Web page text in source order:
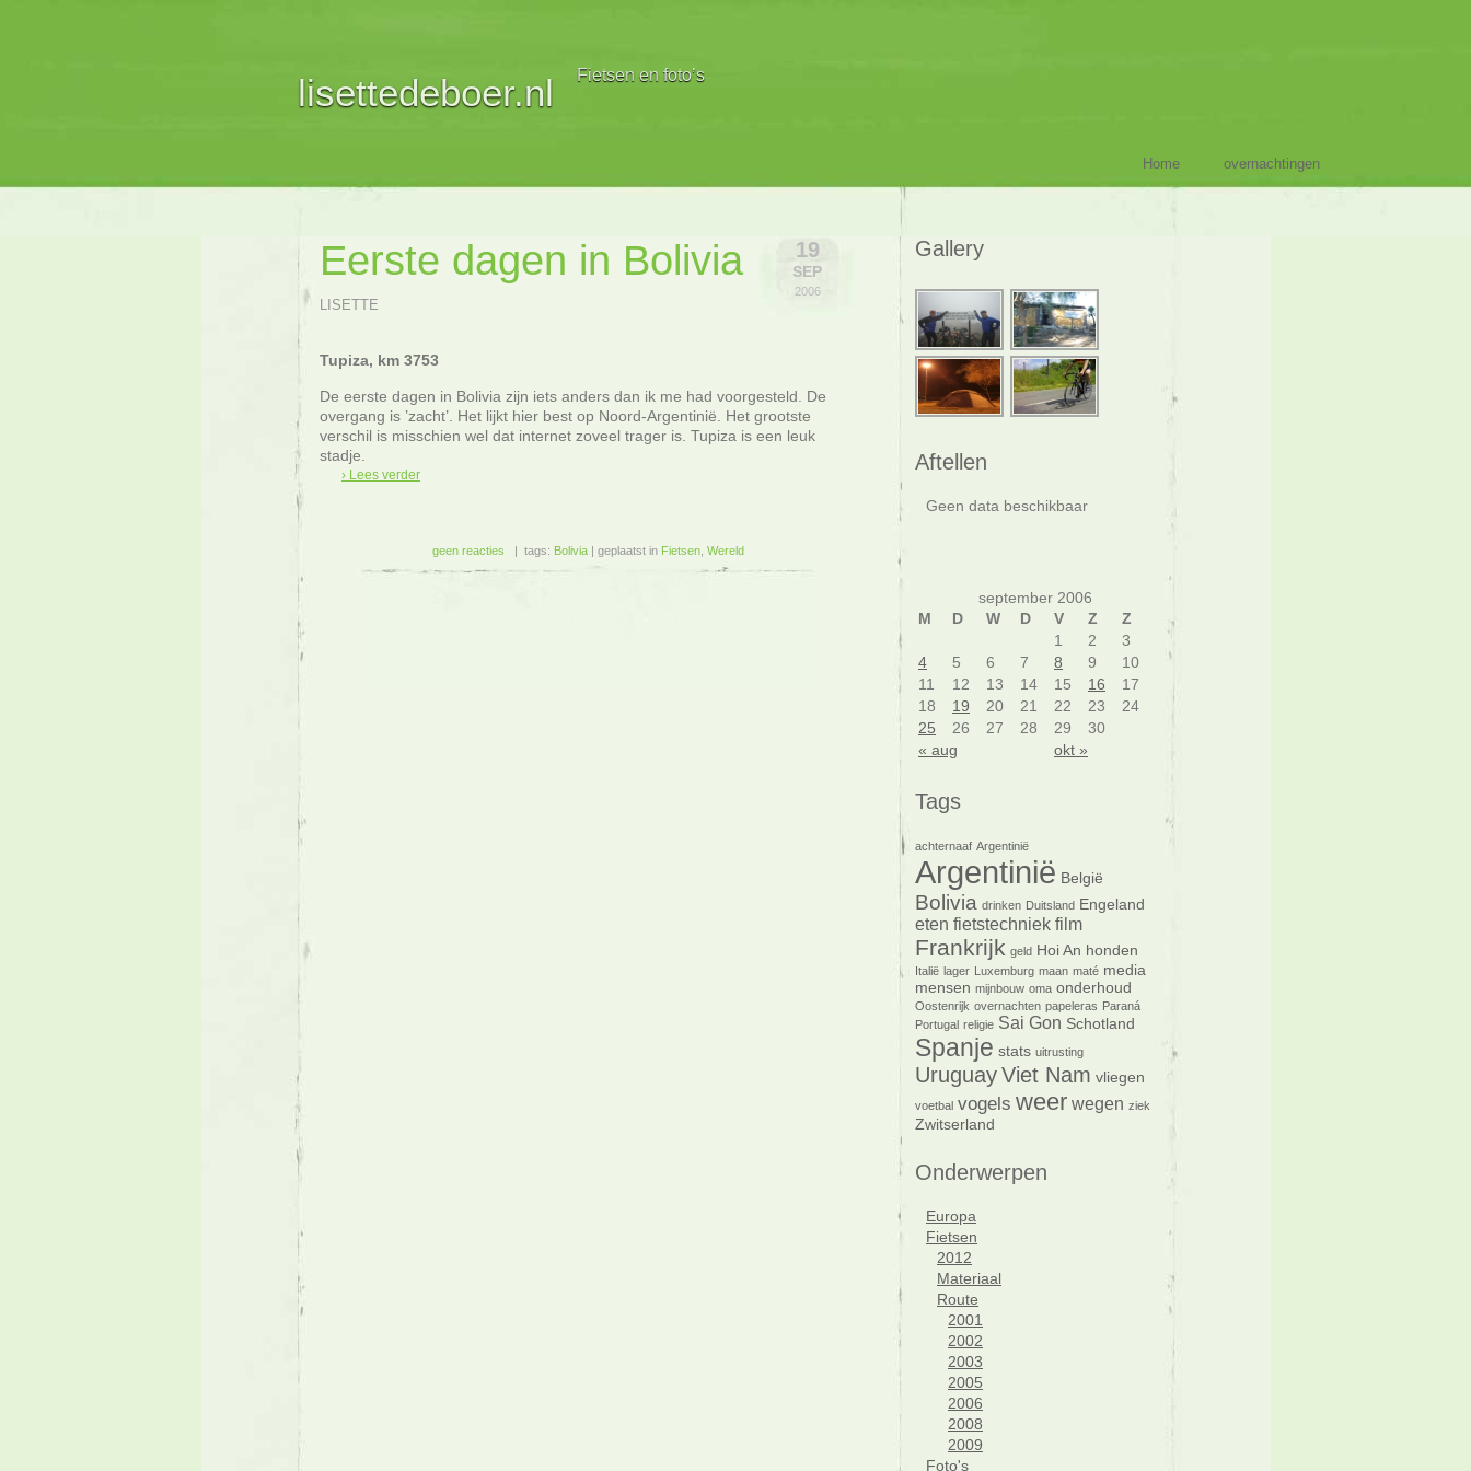
lisettedeboer.nl Fietsen en foto’s
Home overnachtingen
19
SEP
2006
Eerste dagen in Bolivia
LISETTE
Tupiza, km 3753
De eerste dagen in Bolivia zijn iets anders dan ik me had voorgesteld. De
overgang is ’zacht’. Het lijkt hier best op Noord-Argentinië. Het grootste
verschil is misschien wel dat internet zoveel trager is. Tupiza is een leuk
stadje.
› Lees verder
geen reacties | tags: Bolivia| geplaatst in Fietsen, Wereld
Gallery
Aftellen
Geen data beschikbaar
september 2006
M
D W D V Z Z
« aug okt »
1 2
3
4
5 6 7 8 9
10
11
12 13 14 15 16
17
18
19 20 21 22 23
24
25
26 27 28 29 30
Tags
achternaaf Argentinië
Argentinië België
Bolivia drinken Duitsland Engeland
eten fietstechniek film
Frankrijk geld Hoi An honden
Italië lager Luxemburg maan maté media
mensen mijnbouw oma onderhoud
Oostenrijk overnachten papeleras Paraná
Portugal religie Sai Gon Schotland
Spanje stats uitrusting
UruguayViet Nam vliegen
voetbal vogels weer wegen ziek
Zwitserland
Onderwerpen
Europa
Fietsen
2012
Materiaal
Route
2001
2002
2003
2005
2006
2008
2009
Foto's